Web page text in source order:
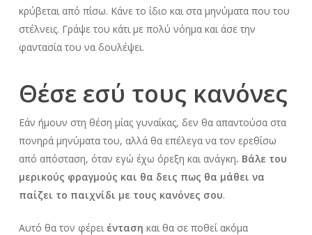
κρύβεται από πίσω. Κάνε το ίδιο και στα μηνύματα που του
στέλνεις. Γράψε του κάτι με πολύ νόημα και άσε την
φαντασία του να δουλέψει.
Θέσε εσύ τους κανόνες
Εάν ήμουν στη θέση μίας γυναίκας, δεν θα απαντούσα στα
πονηρά μηνύματα του, αλλά θα επέλεγα να τον ερεθίσω
από απόσταση, όταν εγώ έχω όρεξη και ανάγκη. Βάλε του
μερικούς φραγμούς και θα δεις πως θα μάθει να
παίζει το παιχνίδι με τους κανόνες σου.
Αυτό θα τον φέρει ένταση και θα σε ποθεί ακόμα